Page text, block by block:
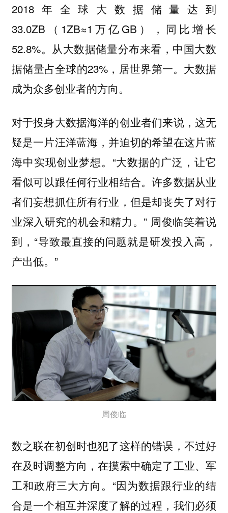
2018年全球大数据储量达到
33.0ZB（1ZB≈1万亿GB），同比增长
52.8%。从大数据储量分布来看，中国大数
据储量占全球的23%，居世界第一。大数据
成为众多创业者的方向。
对于投身大数据海洋的创业者们来说，这无
疑是一片汪洋蓝海，并迫切的希望在这片蓝
海中实现创业梦想。“大数据的广泛，让它
看似可以跟任何行业相结合。许多数据从业
者们妄想抓住所有行业，但是却丧失了对行
业深入研究的机会和精力。” 周俊临笑着说
到，“导致最直接的问题就是研发投入高，
产出低。”
周俊临
数之联在初创时也犯了这样的错误，不过好
在及时调整方向，在摸索中确定了工业、军
工和政府三大方向。“因为数据跟行业的结
合是一个相互并深度了解的过程，我们必须